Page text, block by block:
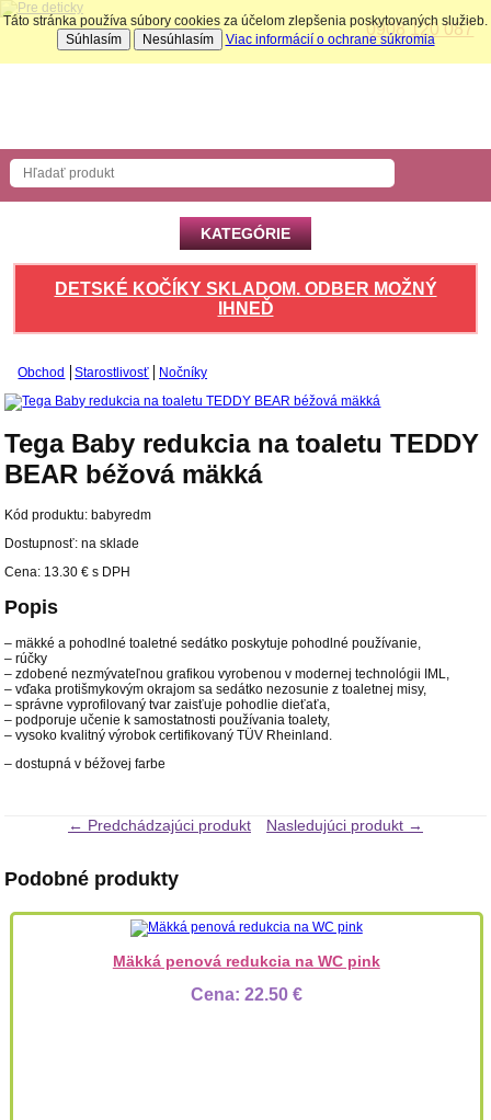
0908 120 087
KATEGÓRIE
DETSKÉ KOČÍKY SKLADOM. ODBER MOŽNÝ
IHNEĎ
Obchod Starostlivosť Nočníky
Tega Baby redukcia na toaletu TEDDY
BEAR béžová mäkká
Kód produktu: babyredm
Dostupnosť: na sklade
Cena: 13.30 € s DPH
Popis
– mäkké a pohodlné toaletné sedátko poskytuje pohodlné používanie,
– rúčky
– zdobené nezmývateľnou grafikou vyrobenou v modernej technológii IML,
– vďaka protišmykovým okrajom sa sedátko nezosunie z toaletnej misy,
– správne vyprofilovaný tvar zaisťuje pohodlie dieťaťa,
– podporuje učenie k samostatnosti používania toalety,
– vysoko kvalitný výrobok certifikovaný TÜV Rheinland.
– dostupná v béžovej farbe
← Predchádzajúci produkt Nasledujúci produkt →
Podobné produkty
Mäkká penová redukcia na WC pink
Cena: 22.50 €
Táto stránka používa súbory cookies za účelom zlepšenia poskytovaných služieb.
Súhlasím
Nesúhlasím Viac informácií o ochrane súkromia